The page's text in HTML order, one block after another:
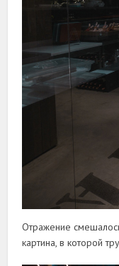
Отражение
картина, в которой